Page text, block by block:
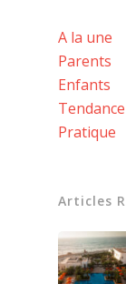
A la une
Parents
Enfants
Tendance
Pratique
Articles